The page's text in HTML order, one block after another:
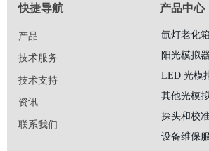
氙灯老化
阳光模拟器
其他光模
探头和校
设备维保
产品中心
产品
技术服务
技术支持
资讯
联系我们
快捷导航